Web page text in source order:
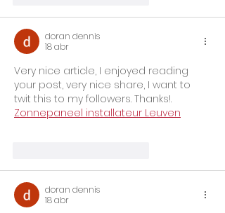
doran dennis
18 abr
Very nice article, I enjoyed reading
your post, very nice share, I want to
twit this to my followers. Thanks!.
Zonnepaneel installateur Leuven
doran dennis
18 abr